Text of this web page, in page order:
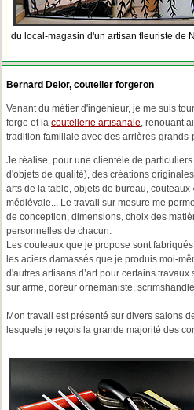
du local-magasin d'un artisan fleuriste de
Bernard Delor, coutelier forgeron
Venant du métier d'ingénieur, je me suis
forge et la coutellerie artisanale, renouant
tradition familiale avec des arrières-
Je réalise, pour une clientèle de
d'objets de qualité), des créations
arts de la table, objets de bureau,
médiévale... Le travail sur mesure me
de conception, dimensions, choix des
personnelles de chacun.
Les couteaux que je propose sont
les aciers damassés que je produis moi-
d'autres artisans d’art pour certains
sur arme, doreur ornemaniste,
Mon travail est présenté sur divers salons
lesquels je reçois la grande majorité des